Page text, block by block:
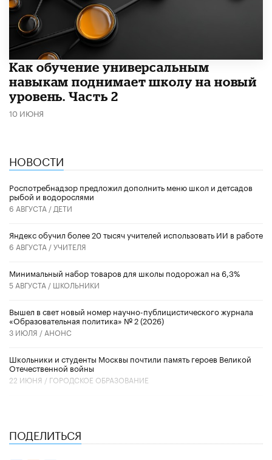
​Как обучение универсальным
навыкам поднимает школу на новый
уровень. Часть 2
10 ИЮНЯ
НОВОСТИ
Роспотребнадзор предложил дополнить меню школ и детсадов
рыбой и водорослями
6 АВГУСТА / ДЕТИ
​Яндекс обучил более 20 тысяч учителей использовать ИИ в работе
6 АВГУСТА /УЧИТЕЛЯ
Минимальный набор товаров для школы подорожал на 6,3%
5 АВГУСТА / ШКОЛЬНИКИ
Вышел в свет новый номер научно-публицистического журнала
«Образовательная политика» № 2 (2026)
3 ИЮЛЯ / АНОНС
Школьники и студенты Москвы почтили память героев Великой
Отечественной войны
22 ИЮНЯ / ГОРОДСКОЕ ОБРАЗОВАНИЕ
ПОДЕЛИТЬСЯ